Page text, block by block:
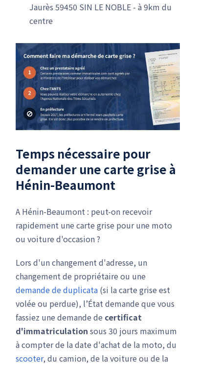
Jaurès 59450 SIN LE NOBLE - à 9km du
centre
Temps nécessaire pour
demander une carte grise à
Hénin-Beaumont
A Hénin-Beaumont : peut-on recevoir
rapidement une carte grise pour une moto
ou voiture d'occasion ?
Lors d'un changement d'adresse, un
changement de propriétaire ou une
demande de duplicata (si la carte grise est
volée ou perdue), l’État demande que vous
fassiez une demande de certificat
d'immatriculation sous 30 jours maximum
à compter de la date d'achat de la moto, du
scooter, du camion, de la voiture ou de la